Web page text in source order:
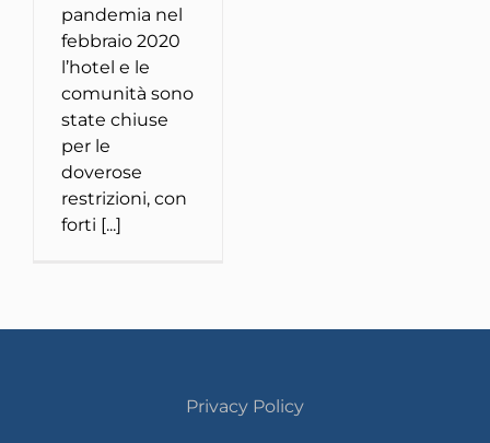
pandemia nel
febbraio 2020
l’hotel e le
comunità sono
state chiuse
per le
doverose
restrizioni, con
forti [...]
Privacy Policy